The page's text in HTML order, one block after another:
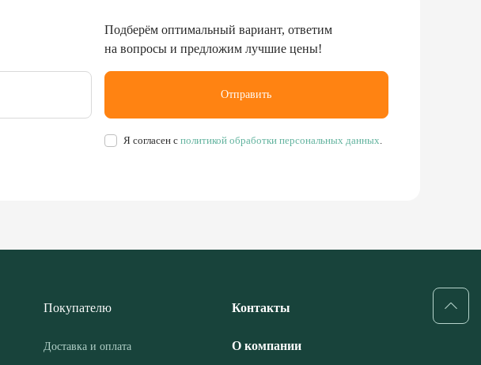
Я согласен сполитикой обработки персональных данных
Отправить
Подберём оптимальный вариант, ответим
на вопросы и предложим лучшие цены!
Покупателю
Доставка и оплата
Контакты
О компании